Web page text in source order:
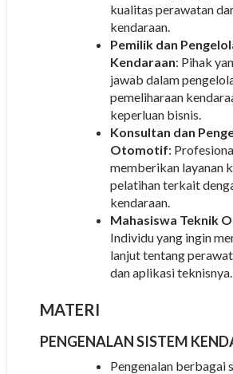
kualitas perawatan
kendaraan.
Pemilik dan
Kendaraan: Pihak
jawab dalam
pemeliharaan
keperluan bisnis.
Konsultan dan
Otomotif:
memberikan layanan
pelatihan terkait
kendaraan.
Mahasiswa Teknik
Individu yang ingin
lanjut tentang
dan aplikasi teknisnya.
MATERI
PENGENALAN SISTEM
Pengenalan berbagai